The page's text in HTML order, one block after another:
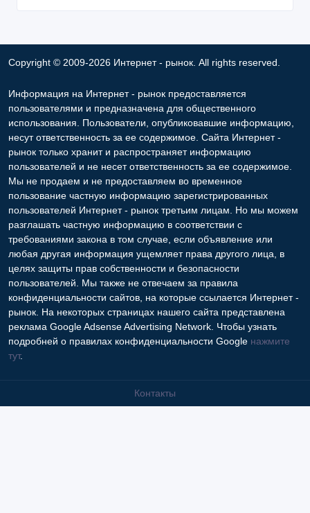
Copyright © 2009-2026 Интернет - рынок. All rights reserved.
Информация на Интернет - рынок предоставляется
пользователями и предназначена для общественного
использования. Пользователи, опубликовавшие информацию,
несут ответственность за ее содержимое. Сайта Интернет -
рынок только хранит и распространяет информацию
пользователей и не несет ответственность за ее содержимое.
Мы не продаем и не предоставляем во временное
пользование частную информацию зарегистрированных
пользователей Интернет - рынок третьим лицам. Но мы можем
разглашать частную информацию в соответствии с
требованиями закона в том случае, если объявление или
любая другая информация ущемляет права другого лица, в
целях защиты прав собственности и безопасности
пользователей. Мы также не отвечаем за правила
конфиденциальности сайтов, на которые ссылается Интернет -
рынок. На некоторых страницах нашего сайта представлена
реклама Google Adsense Advertising Network. Чтобы узнать
подробней о правилах конфиденциальности Google нажмите
тут.
Контакты